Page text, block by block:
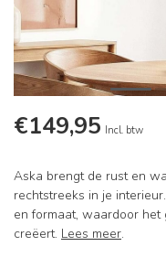
€149,95 Incl. btw
Aska brengt de rust en
rechtstreeks in je
en formaat, waardoor
creëert. Lees meer.